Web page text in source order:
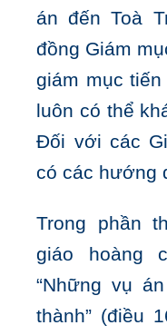
án đến Toà
đồng Giám
giám mục
luôn có thể
Đối với các
có các hướng
Trong phần
giáo hoàng
“Những vụ
thành” (điều